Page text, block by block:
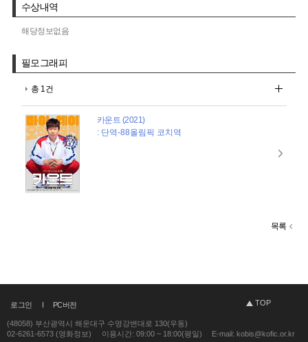
수상내역
해당정보없음
필모그래피
총 1건
카운트 (2021)
: 단역-88올림픽 코치역
목록
로그인 PC버전 TOP
(48058) 부산광역시 해운대구 수영강변대로 130(우동)
02-6261-6573 (영화정보)
이용시간: 09:00 ~ 18:00(평일) E-mail: kobis@kofic.or.kr